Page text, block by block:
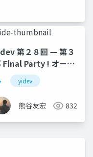
dtmf オーディオ
第２８回 — 第３
Final Party ! オープ
グyidev
熊谷友宏 832